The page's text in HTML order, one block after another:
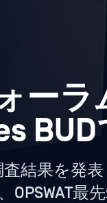
ーラ
査結果を発
最